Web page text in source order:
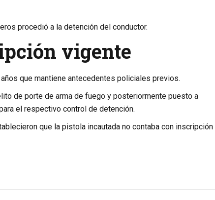
procedió a la detención del conductor.
vigente
que mantiene antecedentes policiales previos.
de porte de arma de fuego y posteriormente puesto a
el respectivo control de detención.
que la pistola incautada no contaba con inscripción